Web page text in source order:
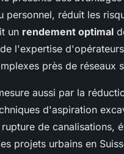
personnel, réduit les
un rendement optimal
l'expertise
près de réseaux
aussi par la
d'aspiration
de canalisations,
projets urbains en